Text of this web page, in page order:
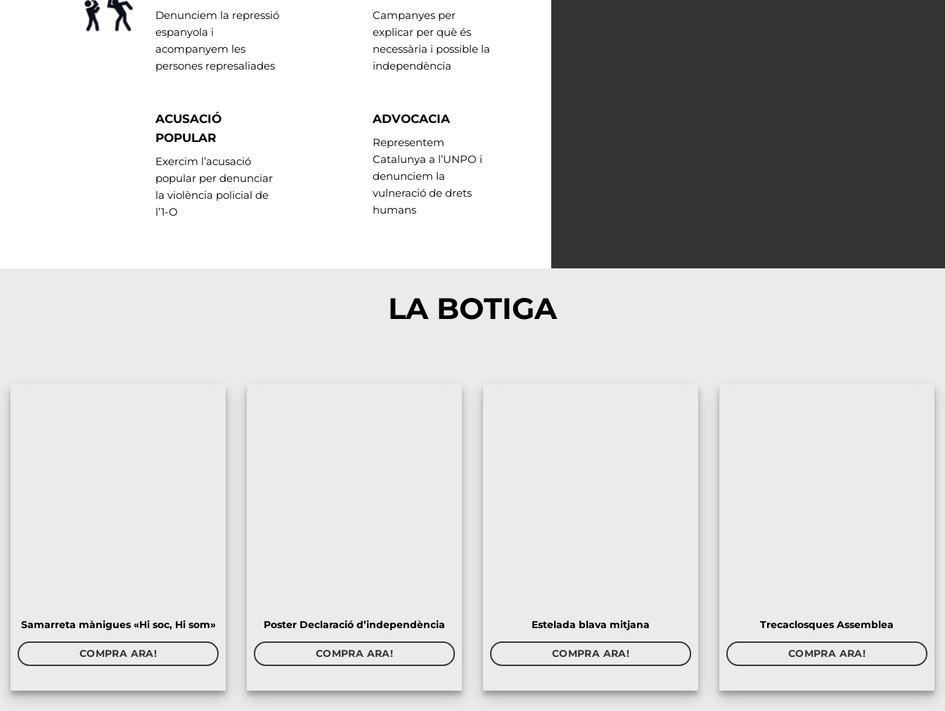
Denunciem la repressió
espanyola i
acompanyem les
persones represaliades
Campanyes per
explicar per què és
necessària i possible la
independència
ACUSACIÓ
POPULAR
Exercim l’acusació
popular per denunciar
la violència policial de
l’1-O
ADVOCACIA
Representem
Catalunya a l’UNPO i
denunciem la
vulneració de drets
humans
LA BOTIGA
Samarreta mànigues «Hi soc, Hi som»
COMPRA ARA!
Poster Declaració d’independència
COMPRA ARA!
Estelada blava mitjana
COMPRA ARA!
Trecaclosques Assemblea
COMPRA ARA!